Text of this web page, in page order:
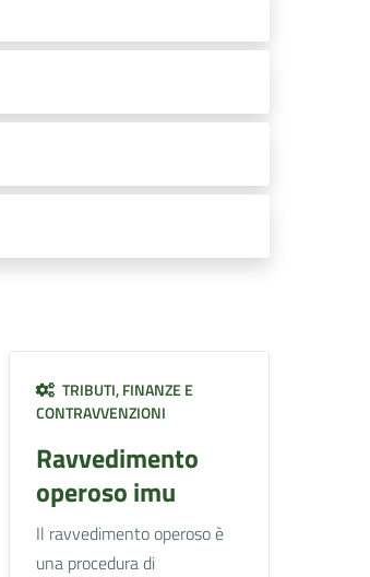
TRIBUTI, FINANZE E
CONTRAVVENZIONI
Ravvedimento
operoso imu
Il ravvedimento operoso è
una procedura di